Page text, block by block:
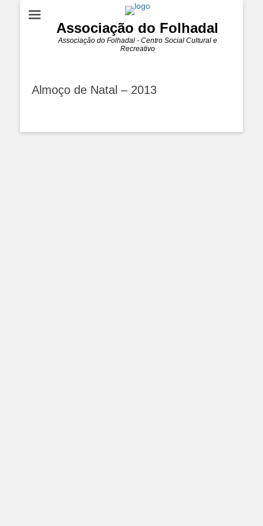
Associação do Folhadal
Associação do Folhadal - Centro Social Cultural e
Recreativo
Almoço de Natal – 2013